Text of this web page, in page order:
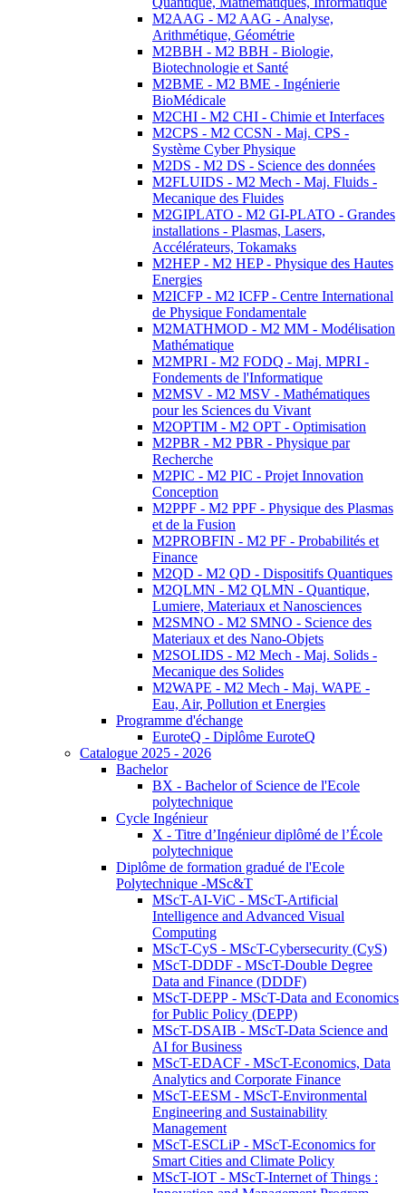
M2AAG - M2 AAG - Analyse,
Arithmétique, Géométrie
M2BBH - M2 BBH - Biologie,
Biotechnologie et Santé
M2BME - M2 BME - Ingénierie
BioMédicale
M2CHI - M2 CHI - Chimie et Interfaces
M2CPS - M2 CCSN - Maj. CPS -
Système Cyber Physique
M2DS - M2 DS - Science des données
M2FLUIDS - M2 Mech - Maj. Fluids -
Mecanique des Fluides
M2GIPLATO - M2 GI-PLATO - Grandes
installations - Plasmas, Lasers,
Accélérateurs, Tokamaks
M2HEP - M2 HEP - Physique des Hautes
Energies
M2ICFP - M2 ICFP - Centre International
de Physique Fondamentale
M2MATHMOD - M2 MM - Modélisation
Mathématique
M2MPRI - M2 FODQ - Maj. MPRI -
Fondements de l'Informatique
M2MSV - M2 MSV - Mathématiques
pour les Sciences du Vivant
M2OPTIM - M2 OPT - Optimisation
M2PBR - M2 PBR - Physique par
Recherche
M2PIC - M2 PIC - Projet Innovation
Conception
M2PPF - M2 PPF - Physique des Plasmas
et de la Fusion
M2PROBFIN - M2 PF - Probabilités et
Finance
M2QD - M2 QD - Dispositifs Quantiques
M2QLMN - M2 QLMN - Quantique,
Lumiere, Materiaux et Nanosciences
M2SMNO - M2 SMNO - Science des
Materiaux et des Nano-Objets
M2SOLIDS - M2 Mech - Maj. Solids -
Mecanique des Solides
M2WAPE - M2 Mech - Maj. WAPE -
Eau, Air, Pollution et Energies
Programme d'échange
EuroteQ - Diplôme EuroteQ
Catalogue 2025 - 2026
Bachelor
BX - Bachelor of Science de l'Ecole
polytechnique
Cycle Ingénieur
X - Titre d’Ingénieur diplômé de l’École
polytechnique
Diplôme de formation gradué de l'Ecole
Polytechnique -MSc&T
MScT-AI-ViC - MScT-Artificial
Intelligence and Advanced Visual
Computing
MScT-CyS - MScT-Cybersecurity (CyS)
MScT-DDDF - MScT-Double Degree
Data and Finance (DDDF)
MScT-DEPP - MScT-Data and Economics
for Public Policy (DEPP)
MScT-DSAIB - MScT-Data Science and
AI for Business
MScT-EDACF - MScT-Economics, Data
Analytics and Corporate Finance
MScT-EESM - MScT-Environmental
Engineering and Sustainability
Management
MScT-ESCLiP - MScT-Economics for
Smart Cities and Climate Policy
MScT-IOT - MScT-Internet of Things :